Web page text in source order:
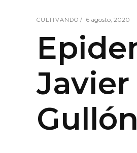
CULTIVANDO 6 agosto, 2020
Gullón